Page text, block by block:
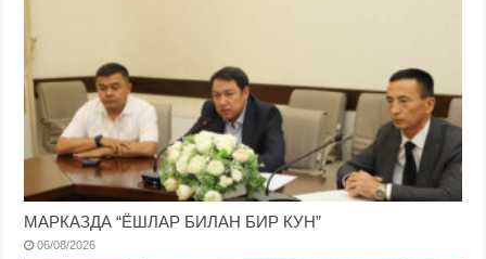
МАРКАЗДА “ЁШЛАР БИЛАН БИР КУН”
06/08/2026